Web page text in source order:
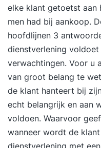
elke klant getoetst aan
men had bij aankoop.
hoofdlijnen 3
dienstverlening
verwachtingen. Voor u
van groot belang te
de klant hanteert bij
echt belangrijk en aan
voldoen. Waarvoor
wanneer wordt de